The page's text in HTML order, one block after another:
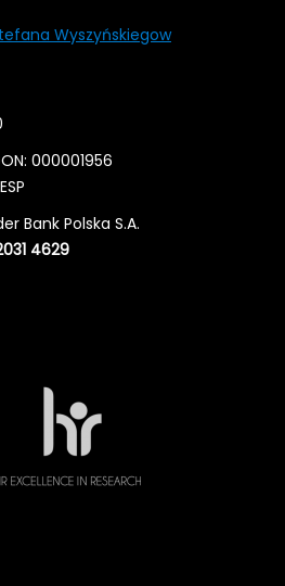
Wyszyńskiegow
000001956
Bank Polska S.A.
4629